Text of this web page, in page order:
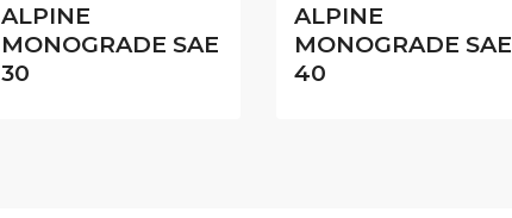
ALPINE
MONOGRADE SAE
30
ALPINE
MONOGRADE SAE
40